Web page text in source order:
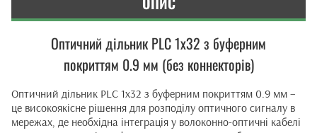
Оптичний дільник PLC 1x32 з буферним
покриттям 0.9 мм (без коннекторів)
Оптичний дільник PLC 1x32 з буферним покриттям 0.9 мм –
це високоякісне рішення для розподілу оптичного сигналу в
мережах, де необхідна інтеграція у волоконно-оптичні кабелі